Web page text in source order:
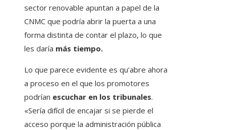
sector renovable apuntan a papel de la
CNMC que podría abrir la puerta a una
forma distinta de contar el plazo, lo que
les daría más tiempo.
Lo que parece evidente es qu’abre ahora
a proceso en el que los promotores
podrían escuchar en los tribunales.
«Sería difícil de encajar si se pierde el
acceso porque la administración pública